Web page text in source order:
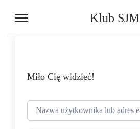
Klub SJM
Miło Cię widzieć!